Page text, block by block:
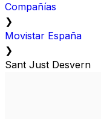
Compañías
❯
Movistar España
❯
Sant Just Desvern